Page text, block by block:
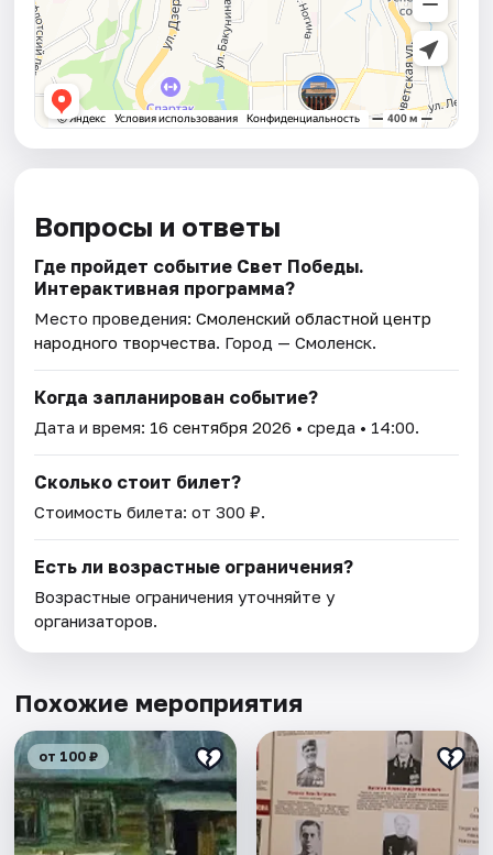
Вопросы и ответы
Где пройдет событие Свет Победы.
Интерактивная программа?
Место проведения:Смоленский областной центр
народного творчества. Город — Смоленск.
Когда запланирован событие?
Дата и время: 16 сентября 2026 • среда • 14:00.
Сколько стоит билет?
Стоимость билета: от 300 ₽.
Есть ли возрастные ограничения?
Возрастные ограничения уточняйте у
организаторов.
Похожие мероприятия
от 100 ₽